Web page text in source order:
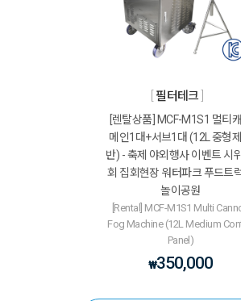
필터테크
[렌탈상품] MCF-M1S1 멀티
메인1대+서브1대 (12L 중형
반) - 축제 야외행사 이벤트 시
회 집회현장 워터파크 푸드트
놀이공원
[Rental] MCF-M1S1 Multi
Fog Machine (12L Medium
Panel)
₩350,000